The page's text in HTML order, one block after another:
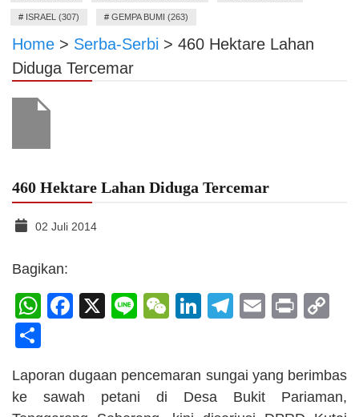
# ISRAEL (307) # GEMPA BUMI (263)
Home > Serba-Serbi > 460 Hektare Lahan
Diduga Tercemar
460 Hektare Lahan Diduga Tercemar
02 Juli 2014
Bagikan:
WhatsApp
Facebook
X LineWeChat
LinkedIn
Telegram
Email
Print
Laporan dugaan pencemaran sungai yang berimbas
ke sawah petani di Desa Bukit Pariaman,